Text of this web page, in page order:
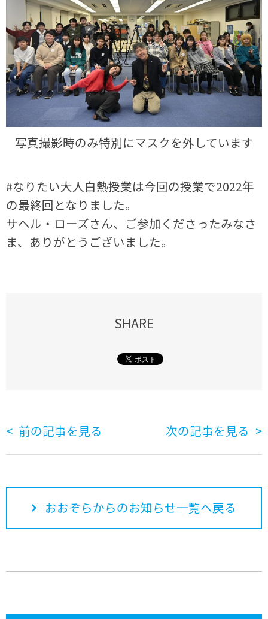
写真撮影時のみ特別にマスクを外しています
#なりたい大人白熱授業は今回の授業で2022年
の最終回となりました。
サヘル・ローズさん、ご参加くださったみなさ
ま、ありがとうございました。
SHARE
前の記事を見る 次の記事を見る
おおぞらからのお知らせ一覧へ戻る